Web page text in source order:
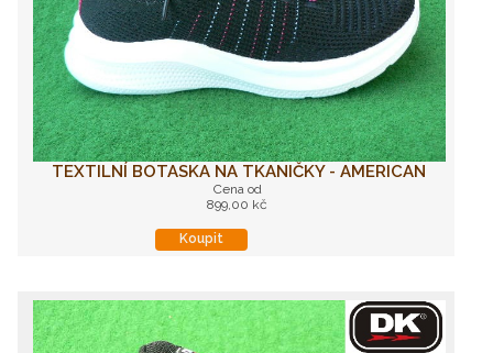
TEXTILNÍ BOTASKA NA TKANIČKY - AMERICAN
Cena od
899,00 kč
Koupit